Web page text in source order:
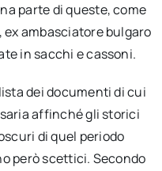
parte di queste, come
ex ambasciatore bulgaro
in sacchi e cassoni.
dei documenti di cui
affinché gli storici
di quel periodo
però scettici. Secondo